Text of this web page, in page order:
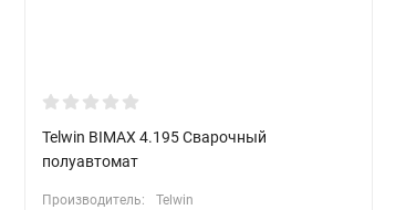
Telwin BIMAX 4.195 Сварочный
полуавтомат
Производитель: Telwin